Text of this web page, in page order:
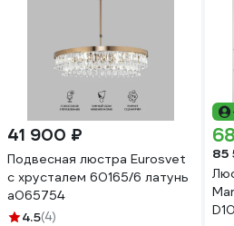
41 900 ₽
Подвесная люстра Eurosvet
с хрусталем 60165/6 латунь
a065754
4.5(4)
85